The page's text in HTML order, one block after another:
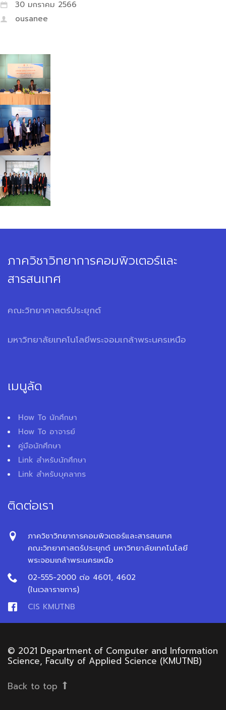
30 มกราคม 2566
ousanee
ภาควิชาวิทยาการคอมพิวเตอร์และ
สารสนเทศ
คณะวิทยาศาสตร์ประยุกต์
มหาวิทยาลัยเทคโนโลยีพระจอมเกล้าพระนครเหนือ
เมนูลัด
How To นักศึกษา
How To อาจารย์
คู่มือนักศึกษา
Link สำหรับนักศึกษา
Link สำหรับบุคลากร
ติดต่อเรา
ภาควิชาวิทยาการคอมพิวเตอร์และสารสนเทศ
คณะวิทยาศาสตร์ประยุกต์ มหาวิทยาลัยเทคโนโลยี
พระจอมเกล้าพระนครเหนือ
02-555-2000 ต่อ 4601, 4602
(ในเวลาราชการ)
CIS KMUTNB
© 2021 Department of Computer and Information
Science, Faculty of Applied Science (KMUTNB)
Back to top